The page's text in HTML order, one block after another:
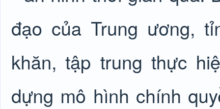
đạo của Trung ương,
khăn, tập trung thực
dựng mô hình chính